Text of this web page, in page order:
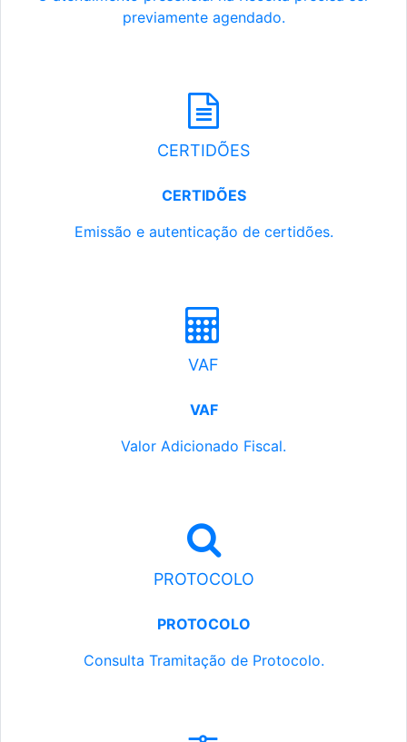
previamente agendado.
CERTIDÕES
CERTIDÕES
Emissão e autenticação de certidões.
VAF
VAF
Valor Adicionado Fiscal.
PROTOCOLO
PROTOCOLO
Consulta Tramitação de Protocolo.